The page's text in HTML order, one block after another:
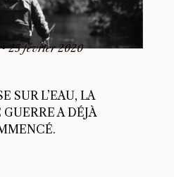
•25 février 2020
SUR L’EAU, LA
A DÉJÀ